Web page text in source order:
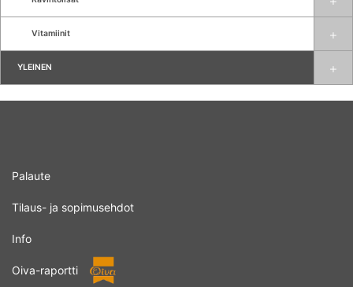
Vitamiinit
YLEINEN
Palaute
Tilaus- ja sopimusehdot
Info
Oiva-raportti